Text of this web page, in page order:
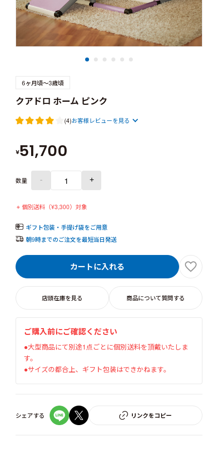
6ヶ月頃～3歳頃
クアドロ ホーム ピンク
(4)お客様レビューを見る
¥51,700
数量 - +
個別送料（¥3,300）対象
ギフト包装・手提げ袋をご用意
朝9時までのご注文を最短当日発送
カートに入れる
店頭在庫を見る 商品について質問する
ご購入前にご確認ください
●大型商品にて別途1点ごとに個別送料を頂戴いたしま
す。
●サイズの都合上、ギフト包装はできかねます。
シェアする リンクをコピー